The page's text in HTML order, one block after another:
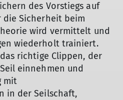
des Vorstiegs auf
die Sicherheit beim
wird vermittelt und
wiederholt trainiert.
richtige Clippen, der
einnehmen und
mit
in der Seilschaft,